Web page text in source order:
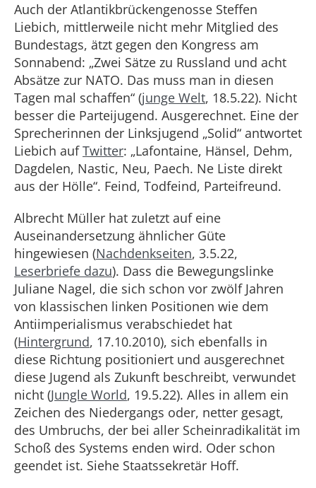
Auch der Atlantikbrückengenosse Steffen
Liebich, mittlerweile nicht mehr Mitglied des
Bundestags, ätzt gegen den Kongress am
Sonnabend: „Zwei Sätze zu Russland und acht
Absätze zur NATO. Das muss man in diesen
Tagen mal schaffen“ (junge Welt, 18.5.22). Nicht
besser die Parteijugend. Ausgerechnet. Eine der
Sprecherinnen der Linksjugend „Solid“ antwortet
Liebich aufTwitter: „Lafontaine, Hänsel, Dehm,
Dagdelen, Nastic, Neu, Paech. Ne Liste direkt
aus der Hölle“. Feind, Todfeind, Parteifreund.
Albrecht Müller hat zuletzt auf eine
Auseinandersetzung ähnlicher Güte
hingewiesen (Nachdenkseiten, 3.5.22,
Leserbriefe dazu). Dass die Bewegungslinke
Juliane Nagel, die sich schon vor zwölf Jahren
von klassischen linken Positionen wie dem
Antiimperialismus verabschiedet hat
(Hintergrund, 17.10.2010), sich ebenfalls in
diese Richtung positioniert und ausgerechnet
diese Jugend als Zukunft beschreibt, verwundet
nicht (Jungle World, 19.5.22). Alles in allem ein
Zeichen des Niedergangs oder, netter gesagt,
des Umbruchs, der bei aller Scheinradikalität im
Schoß des Systems enden wird. Oder schon
geendet ist. Siehe Staatssekretär Hoff.